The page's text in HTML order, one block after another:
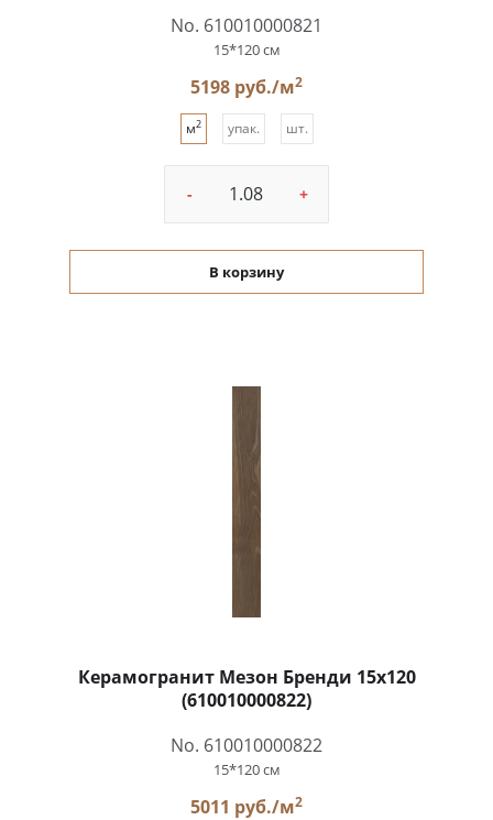
No. 610010000821
15*120 см
5198 руб./м2
м2 упак. шт.
- +
В корзину
Керамогранит Мезон Бренди 15x120
(610010000822)
No. 610010000822
15*120 см
5011 руб./м2